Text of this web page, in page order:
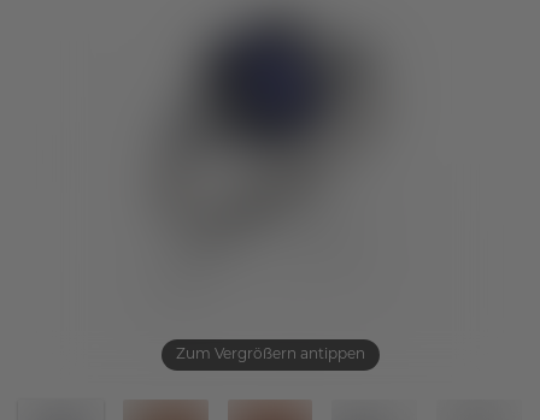
Zum Vergrößern antippen